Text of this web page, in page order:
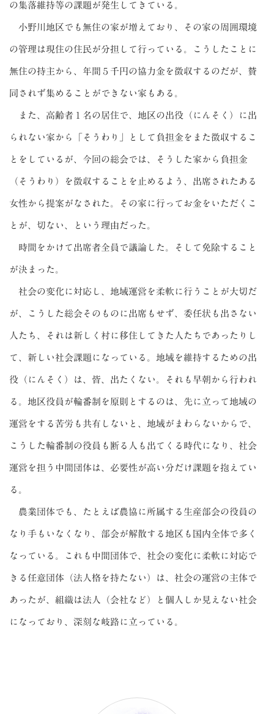
の集落維持等の課題が発生してきている。
小野川地区でも無住の家が増えており、その家の周囲環境
の管理は現住の住民が分担して行っている。こうしたことに
無住の持主から、年間５千円の協力金を徴収するのだが、賛
同されず集めることができない家もある。
また、高齢者１名の居住で、地区の出役（にんそく）に出
られない家から「そうわり」として負担金をまた徴収するこ
とをしているが、今回の総会では、そうした家から負担金
（そうわり）を徴収することを止めるよう、出席されたある
女性から提案がなされた。その家に行ってお金をいただくこ
とが、切ない、という理由だった。
時間をかけて出席者全員で議論した。そして免除すること
が決まった。
社会の変化に対応し、地域運営を柔軟に行うことが大切だ
が、こうした総会そのものに出席もせず、委任状も出さない
人たち、それは新しく村に移住してきた人たちであったりし
て、新しい社会課題になっている。地域を維持するための出
役（にんそく）は、皆、出たくない。それも早朝から行われ
る。地区役員が輪番制を原則とするのは、先に立って地域の
運営をする苦労も共有しないと、地域がまわらないからで、
こうした輪番制の役員も断る人も出てくる時代になり、社会
運営を担う中間団体は、必要性が高い分だけ課題を抱えてい
る。
農業団体でも、たとえば農協に所属する生産部会の役員の
なり手もいなくなり、部会が解散する地区も国内全体で多く
なっている。これも中間団体で、社会の変化に柔軟に対応で
きる任意団体（法人格を持たない）は、社会の運営の主体で
あったが、組織は法人（会社など）と個人しか見えない社会
になっており、深刻な岐路に立っている。